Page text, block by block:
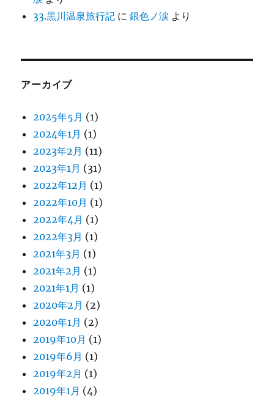
33.黒川温泉旅行記 に銀色ノ涙 より
アーカイブ
2025年5月 (1)
2024年1月 (1)
2023年2月 (11)
2023年1月 (31)
2022年12月 (1)
2022年10月 (1)
2022年4月 (1)
2022年3月 (1)
2021年3月 (1)
2021年2月 (1)
2021年1月 (1)
2020年2月 (2)
2020年1月 (2)
2019年10月 (1)
2019年6月 (1)
2019年2月 (1)
2019年1月 (4)